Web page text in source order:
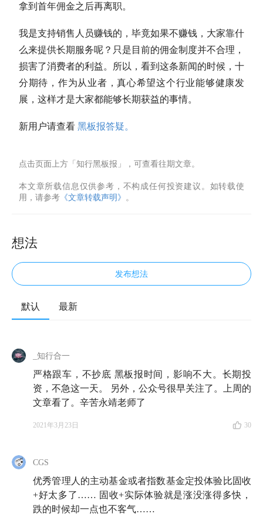
拿到首年佣金之后再离职。
我是支持销售人员赚钱的，毕竟如果不赚钱，大家靠什
么来提供长期服务呢？只是目前的佣金制度并不合理，
损害了消费者的利益。所以，看到这条新闻的时候，十
分期待，作为从业者，真心希望这个行业能够健康发
展，这样才是大家都能够长期获益的事情。
新用户请查看 黑板报答疑。
点击页面上方「知行黑板报」，可查看往期文章。
本文章所载信息仅供参考，不构成任何投资建议。如转载使
用，请参考 《文章转载声明》 。
想法
发布想法
默认 最新
_知行合一
严格跟车，不抄底 黑板报时间，影响不大。长期投
资，不急这一天。 另外，公众号很早关注了。上周的
文章看了。辛苦永靖老师了
2021年3月23日 30
CGS
优秀管理人的主动基金或者指数基金定投体验比固收
+好太多了…… 固收+实际体验就是涨没涨得多快，
跌的时候却一点也不客气……